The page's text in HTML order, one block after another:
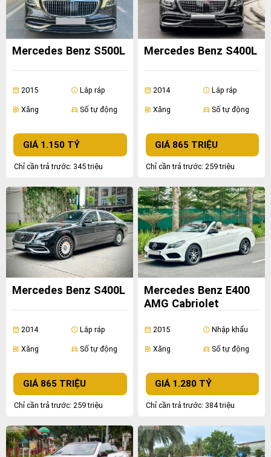
Mercedes Benz S500L
calendar_month 2015 info Lắp ráp
ev_station Xăng directions_car Số tự động
GIÁ 1.150 TỶ
Chỉ cần trả trước: 345 triệu
Mercedes Benz S400L
calendar_month 2014 info Lắp ráp
ev_station Xăng directions_car Số tự động
GIÁ 865 TRIỆU
Chỉ cần trả trước: 259 triệu
Mercedes Benz S400L
calendar_month 2014 info Lắp ráp
ev_station Xăng directions_car Số tự động
GIÁ 865 TRIỆU
Chỉ cần trả trước: 259 triệu
Mercedes Benz E400
AMG Cabriolet
calendar_month 2015 info Nhập khẩu
ev_station Xăng directions_car Số tự động
GIÁ 1.280 TỶ
Chỉ cần trả trước: 384 triệu